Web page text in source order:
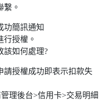
繫。
功簡訊通知
行授權。
該如何處理?
請授權成功即表示扣款失
理後台>信用卡>交易明細